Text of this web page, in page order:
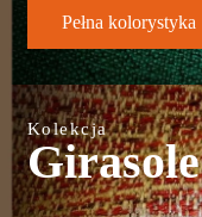
Pełna kolorystyka
Kolekcja
Girasole